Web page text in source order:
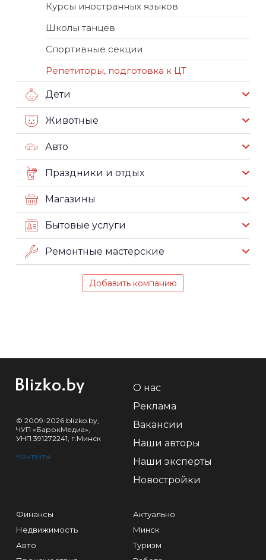
Курсы иностранных языков
Школы танцев
Спортивные секции
Репетиторы, подготовка к ЦТ
Дети
Животные
Авто
Праздники и отдых
Магазины
Бытовые услуги
Ремонтные мастерские
Добавить компанию
© 2009-2026 blizko.by,
ЧУП «БарокМедиа»,
УНП 391272241, г.Минск
Контакты
О нас
Реклама
Вакансии
Наши авторы
Наши эксперты
Новостройки
Финансы
Недвижимость
Авто
Актуально
Минск
Туризм